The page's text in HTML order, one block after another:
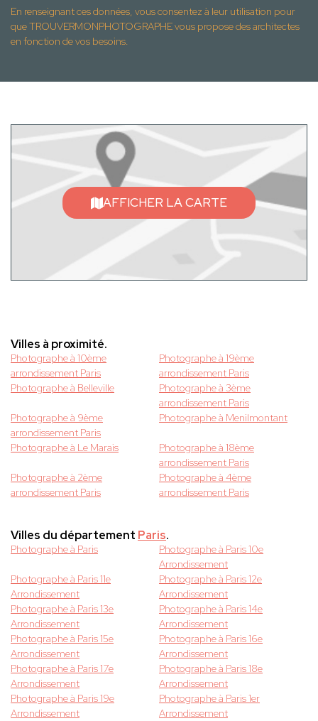
En renseignant ces données, vous consentez à leur utilisation pour
que TROUVERMONPHOTOGRAPHE vous propose des architectes
en fonction de vos besoins.
AFFICHER LA CARTE
Villes à proximité.
Photographe à 10ème
arrondissement Paris
Photographe à 19ème
arrondissement Paris
Photographe à Belleville
Photographe à 3ème
arrondissement Paris
Photographe à 9ème
arrondissement Paris
Photographe à Menilmontant
Photographe à Le Marais
Photographe à 18ème
arrondissement Paris
Photographe à 2ème
arrondissement Paris
Photographe à 4ème
arrondissement Paris
Villes du département Paris.
Photographe à Paris
Photographe à Paris 10e
Arrondissement
Photographe à Paris 11e
Arrondissement
Photographe à Paris 12e
Arrondissement
Photographe à Paris 13e
Arrondissement
Photographe à Paris 14e
Arrondissement
Photographe à Paris 15e
Arrondissement
Photographe à Paris 16e
Arrondissement
Photographe à Paris 17e
Arrondissement
Photographe à Paris 18e
Arrondissement
Photographe à Paris 19e
Arrondissement
Photographe à Paris 1er
Arrondissement